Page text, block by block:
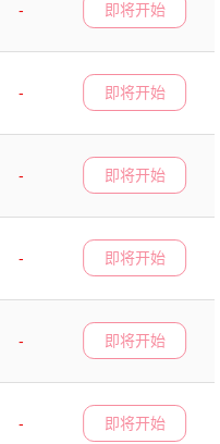
-
即将开始
-
即将开始
-
即将开始
-
即将开始
-
即将开始
-
即将开始